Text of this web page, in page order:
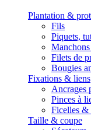
Plantation &
Fils
Piquets,
Filets de
Bougies
Fixations & liens
Ancrages
Pinces à
Ficelles &
Taille & coupe